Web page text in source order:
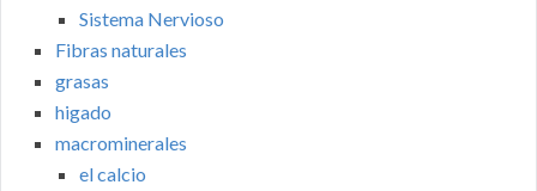
Sistema Nervioso
Fibras naturales
grasas
higado
macrominerales
el calcio